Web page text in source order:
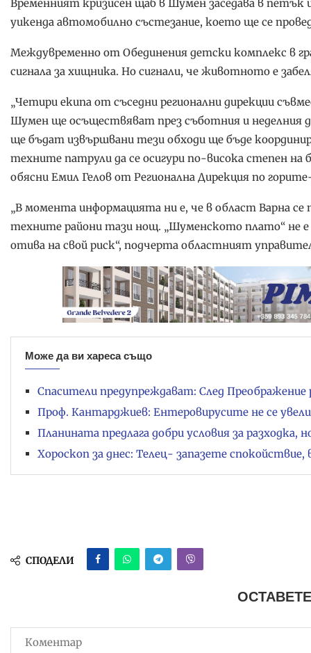
Временният кризисен щаб в Шумен заседава в
уикенда автомобилно състезание, което ще се
Междувременно от Обединения детски комплекс в
сигнала за хищника. Но сигнали, че животното е
„Четири екипа от съседни регионални дирекции
Шумен ще осъществяват през съботния и неделния
ще бъдат извършвани тези обходи ще бъде
техните патрули да се осигури по-висока степен
обясни Емил Гелов от Регионална Дирекция по
„В момента информацията ни е, че в област Варна
техните райони тази нощ. „Шуменското плато“ не е
отива на свой риск“, подчерта областният
Може да ви хареса също
Спасители предупреждават: След
Проф. Кантарджиев: Ентеровирусите не се
Планината предлага добри условия за разходка,
Хороскоп за днес: Телец- запазете
СПОДЕЛИ